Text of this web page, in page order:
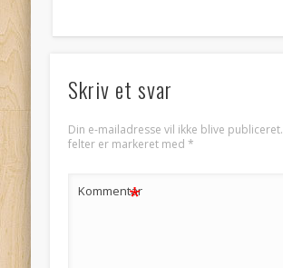
Skriv et svar
Din e-mailadresse vil ikke blive publiceret.
felter er markeret med *
Kommentar
*